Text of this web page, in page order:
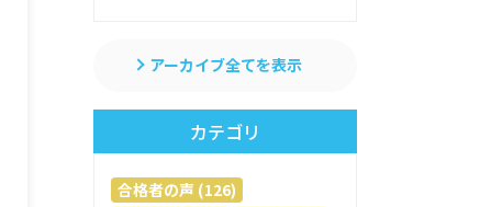
アーカイブ全てを表示
カテゴリ
合格者の声 (126)